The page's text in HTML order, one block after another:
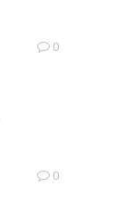
0
0